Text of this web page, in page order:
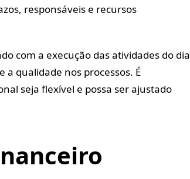
responsáveis e recursos
com a execução das atividades do dia
a qualidade nos processos. É
seja flexível e possa ser ajustado